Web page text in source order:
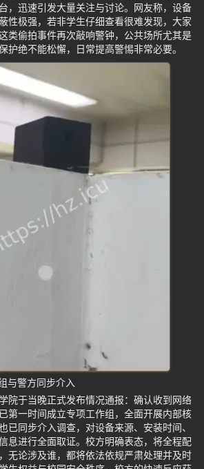
，迅速引发大量关注与讨论。网友称，设备
性极强，若非学生仔细查看很难发现，大家
类偷拍事件再次敲响警钟，公共场所尤其是
护绝不能松懈，日常提高警惕非常必要。
与警方同步介入
院于当晚正式发布情况通报：确认收到网络
第一时间成立专项工作组，全面开展内部核
已同步介入调查，对设备来源、安装时间、
息进行全面取证。校方明确表态，将全程配
无论涉及谁，都将依法依规严肃处理并及时